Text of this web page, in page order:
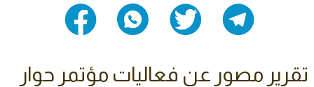
تقرير مصور عن فعاليات مؤتمر حوار